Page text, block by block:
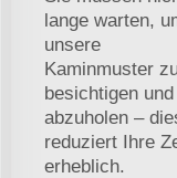
lange warten,
unsere
Kaminmuster
besichtigen und
abzuholen –
reduziert Ihre
erheblich.